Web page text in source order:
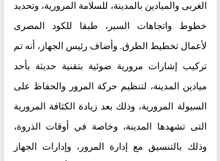
الغربى والميادين بالمدينة، للسلامة المرورية، وتحديد
خطوط واتجاهات السير، طبقا للكود المصرى
لأعمال تخطيط الطرق. وأضاف رئيس الجهاز، أنه تم
تركيب إشارات مرورية ضوئية بتقنية حديثة بأحد
ميادين المدينة، لتنظيم حركة المرور والحفاظ على
السيولة المرورية، وذلك بعد زيادة الكثافة المرورية
التى تشهدها المدينة، وخاصة في أوقات الذروة،
وذلك بالتنسيق مع إدارة المرور، وإدارات الجهاز